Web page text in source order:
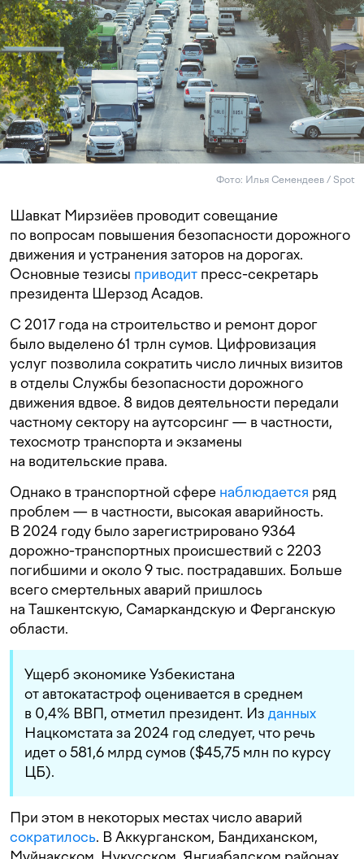
Фото: Илья Семендеев / Spot
Шавкат Мирзиёев проводит совещание
по вопросам повышения безопасности дорожного
движения и устранения заторов на дорогах.
Основные тезисы приводит пресс-секретарь
президента Шерзод Асадов.
С 2017 года на строительство и ремонт дорог
было выделено 61 трлн сумов. Цифровизация
услуг позволила сократить число личных визитов
в отделы Службы безопасности дорожного
движения вдвое. 8 видов деятельности передали
частному сектору на аутсорсинг — в частности,
техосмотр транспорта и экзамены
на водительские права.
Однако в транспортной сфере наблюдается ряд
проблем — в частности, высокая аварийность.
В 2024 году было зарегистрировано 9364
дорожно-транспортных происшествий с 2203
погибшими и около 9 тыс. пострадавших. Больше
всего смертельных аварий пришлось
на Ташкентскую, Самаркандскую и Ферганскую
области.
Ущерб экономике Узбекистана
от автокатастроф оценивается в среднем
в 0,4% ВВП, отметил президент. Из данных
Нацкомстата за 2024 год следует, что речь
идет о 581,6 млрд сумов ($45,75 млн по курсу
ЦБ).
При этом в некоторых местах число аварий
сократилось. В Аккурганском, Бандиханском,